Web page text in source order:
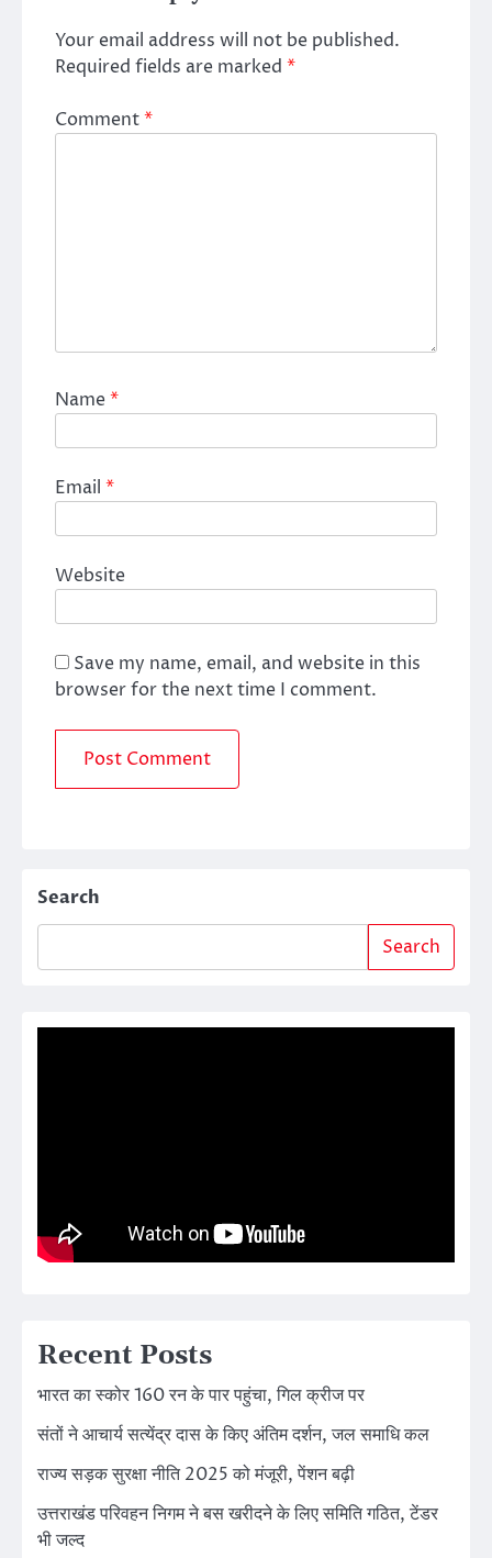
Your email address will not be published.
Required fields are marked *
Comment*
Name*
Email *
Website
Save my name, email, and website in this
browser for the next time I comment.
Search
Search
Recent Posts
भारत का स्कोर 160 रन के पार पहुंचा, गिल क्रीज पर
संतों ने आचार्य सत्येंद्र दास के किए अंतिम दर्शन, जल समाधि कल
राज्य सड़क सुरक्षा नीति 2025 को मंजूरी, पेंशन बढ़ी
उत्तराखंड परिवहन निगम ने बस खरीदने के लिए समिति गठित, टेंडर
भी जल्द